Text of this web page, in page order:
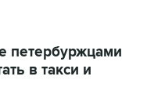
петербуржцами
в такси и